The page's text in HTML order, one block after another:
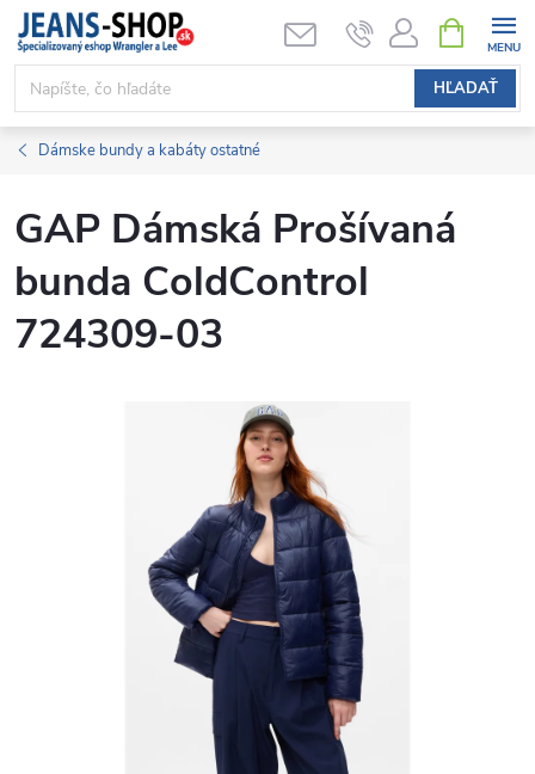
Prejsť
obsah
HĽADAŤ
KOŠÍK
Dámske bundy a kabáty ostatné
GAP Dámská Prošívaná
bunda ColdControl
724309-03